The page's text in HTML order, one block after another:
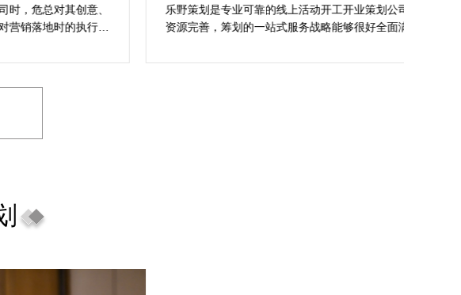
对其创意、
时的执行一
。
的活动与众不同
乐野策划是专业可靠的线上活动开工开业策划公司，并
资源完善，筹划的一站式服务战略能够很好全面满足我
场开工开业活动策划，预备推荐给须要寻觅线上活动开